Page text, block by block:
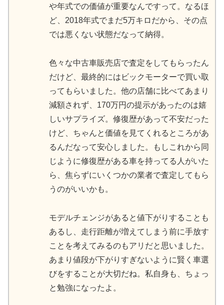
や年式での価値が重要なんですって。なるほ
ど、2018年式でまだ5万キロだから、その点
では悪くない状態だなって納得。
色々な中古車販売店で査定をしてもらったん
だけど、最終的にはビックモーターで買い取
ってもらいました。他の店舗に比べてあまり
減額されず、170万円の提示があったのは嬉
しいサプライズ。修復歴があって不安だった
けど、ちゃんと価値を見てくれるところがあ
るんだなって安心しました。もしこれから同
じように修復歴がある車を持ってる人がいた
ら、焦らずにいくつかの業者で査定してもら
うのがいいかも。
モデルチェンジがあると値下がりすることも
あるし、走行距離が増えてしまう前に手放す
ことを考えてみるのもアリだと思いました。
あまり値段が下がりすぎないように賢く車選
びをすることが大切だね。私自身も、ちょっ
と勉強になったよ。